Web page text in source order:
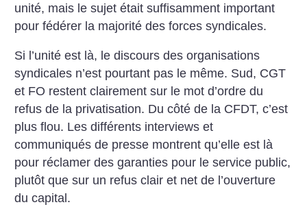
unité, mais le sujet était suffisamment important
pour fédérer la majorité des forces syndicales.
Si l’unité est là, le discours des organisations
syndicales n’est pourtant pas le même. Sud, CGT
et FO restent clairement sur le mot d’ordre du
refus de la privatisation. Du côté de la CFDT, c’est
plus flou. Les différents interviews et
communiqués de presse montrent qu’elle est là
pour réclamer des garanties pour le service public,
plutôt que sur un refus clair et net de l’ouverture
du capital.